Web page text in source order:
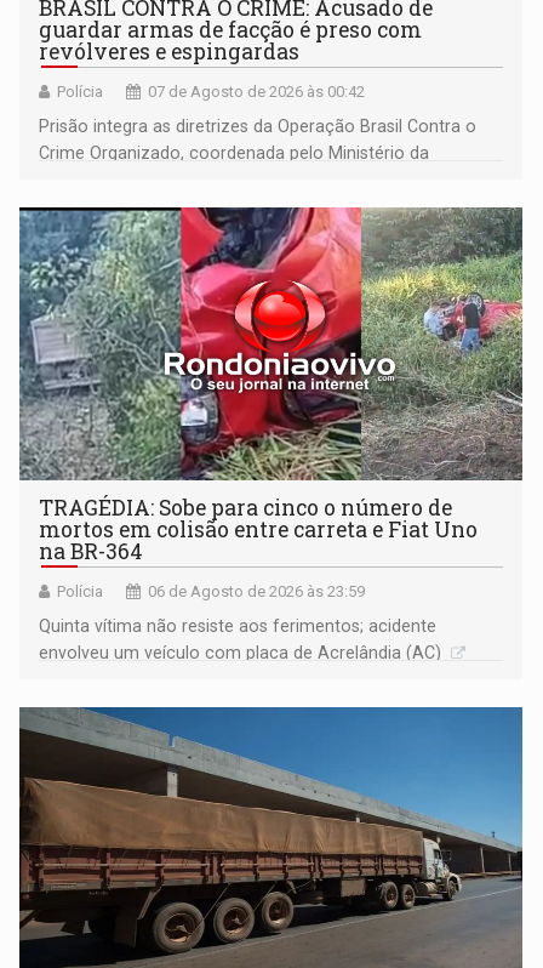
BRASIL CONTRA O CRIME: Acusado de
guardar armas de facção é preso com
revólveres e espingardas
Polícia 07 de Agosto de 2026 às 00:42
Prisão integra as diretrizes da Operação Brasil Contra o
Crime Organizado, coordenada pelo Ministério da
TRAGÉDIA: Sobe para cinco o número de
mortos em colisão entre carreta e Fiat Uno
na BR-364
Polícia 06 de Agosto de 2026 às 23:59
Quinta vítima não resiste aos ferimentos; acidente
envolveu um veículo com placa de Acrelândia (AC)